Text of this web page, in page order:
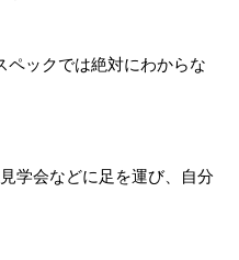
ペックでは絶対にわからな
学会などに足を運び、自分